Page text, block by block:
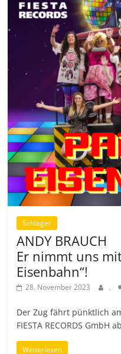
Schlager
ANDY BRAUCH
Er nimmt uns
Eisenbahn“!
28. November 2023 .
Der Zug fährt pünktlich
FIESTA RECORDS GmbH
Weiterlesen